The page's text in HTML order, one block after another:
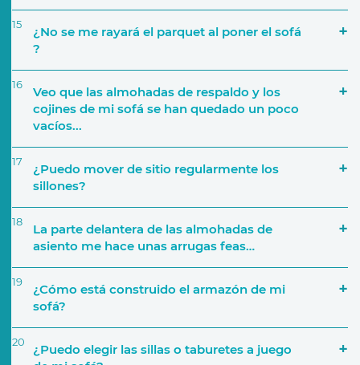
15
¿No se me rayará el parquet al poner el sofá
?
16
Veo que las almohadas de respaldo y los
cojines de mi sofá se han quedado un poco
vacíos...
17
¿Puedo mover de sitio regularmente los
sillones?
18
La parte delantera de las almohadas de
asiento me hace unas arrugas feas…
19
¿Cómo está construido el armazón de mi
sofá?
20
¿Puedo elegir las sillas o taburetes a juego